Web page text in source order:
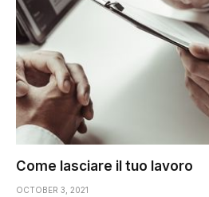
Come lasciare il tuo lavoro
OCTOBER 3, 2021